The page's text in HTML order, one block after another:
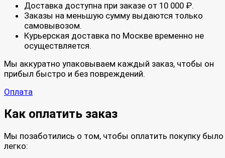
Доставка доступна при заказе от 10 000 ₽.
Заказы на меньшую сумму выдаются только
самовывозом.
Курьерская доставка по Москве временно не
осуществляется.
Мы аккуратно упаковываем каждый заказ, чтобы он
прибыл быстро и без повреждений.
Оплата
Как оплатить заказ
Мы позаботились о том, чтобы оплатить покупку было
легко: